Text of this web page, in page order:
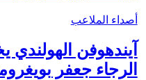
أصداء الملاعب
آيندهوفن
الرجاء جعفر